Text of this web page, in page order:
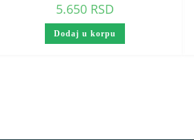
5.650 RSD
Dodaj u korpu